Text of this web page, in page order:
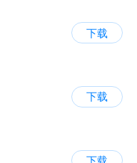
下载
下载
下载